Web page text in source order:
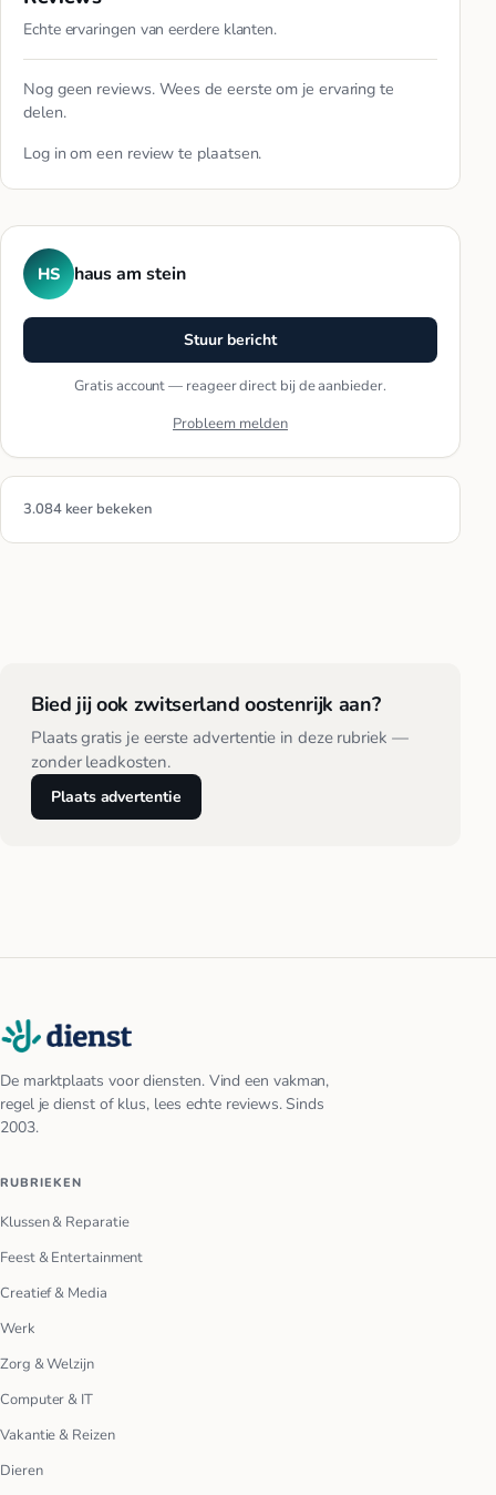
Echte ervaringen van eerdere klanten.
Nog geen reviews. Wees de eerste om je ervaring te
delen.
Log in om een review te plaatsen.
HS haus am stein
Stuur bericht
Gratis account — reageer direct bij de aanbieder.
Probleem melden
3.084 keer bekeken
Bied jij ook zwitserland oostenrijk aan?
Plaats gratis je eerste advertentie in deze rubriek —
zonder leadkosten.
Plaats advertentie
De marktplaats voor diensten. Vind een vakman,
regel je dienst of klus, lees echte reviews. Sinds
2003.
RUBRIEKEN
Klussen & Reparatie
Feest & Entertainment
Creatief & Media
Werk
Zorg & Welzijn
Computer & IT
Vakantie & Reizen
Dieren